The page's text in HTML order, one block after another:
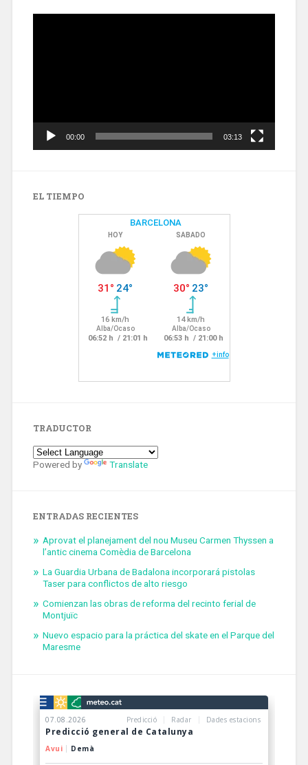
00:00 03:13
EL TIEMPO
TRADUCTOR
Powered by Translate
ENTRADAS RECIENTES
Aprovat el planejament del nou Museu Carmen Thyssen a
l’antic cinema Comèdia de Barcelona
La Guardia Urbana de Badalona incorporará pistolas
Taser para conflictos de alto riesgo
Comienzan las obras de reforma del recinto ferial de
Montjuïc
Nuevo espacio para la práctica del skate en el Parque del
Maresme